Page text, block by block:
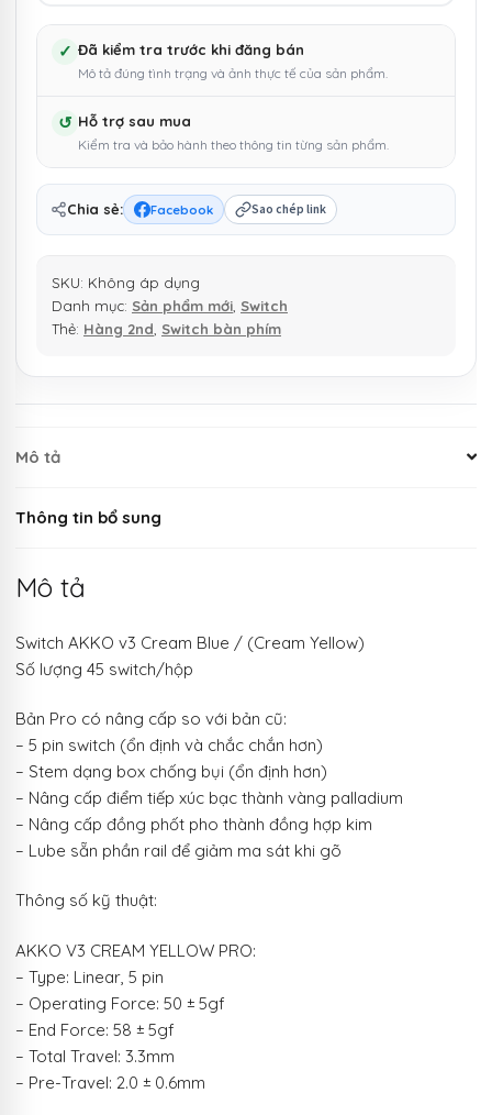
V3
Pro
Yellow
Blue
cho
bàn
phím
số
lượng
✓ Đã kiểm tra trước khi đăng bán
Mô tả đúng tình trạng và ảnh thực tế của sản phẩm.
↺ Hỗ trợ sau mua
Kiểm tra và bảo hành theo thông tin từng sản phẩm.
Chia sẻ: Facebook Sao chép link
SKU: Không áp dụng
Danh mục: Sản phẩm mới Switch
Thẻ: Hàng 2nd Switch bàn phím
Mô tả
Thông tin bổ sung
Mô tả
Switch AKKO v3 Cream Blue / (Cream Yellow)
Số lượng 45 switch/hộp
Bản Pro có nâng cấp so với bản cũ:
– 5 pin switch (ổn định và chắc chắn hơn)
– Stem dạng box chống bụi (ổn định hơn)
– Nâng cấp điểm tiếp xúc bạc thành vàng palladium
– Nâng cấp đồng phốt pho thành đồng hợp kim
– Lube sẵn phần rail để giảm ma sát khi gõ
Thông số kỹ thuật:
AKKO V3 CREAM YELLOW PRO:
– Type: Linear, 5 pin
– Operating Force: 50 ± 5gf
– End Force: 58 ± 5gf
– Total Travel: 3.3mm
– Pre-Travel: 2.0 ± 0.6mm